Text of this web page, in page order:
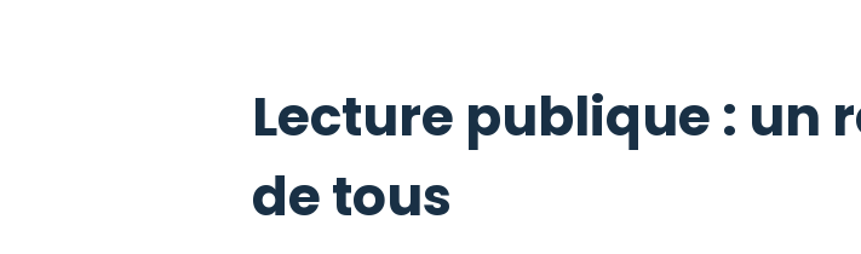
Lecture publique : un
de tous